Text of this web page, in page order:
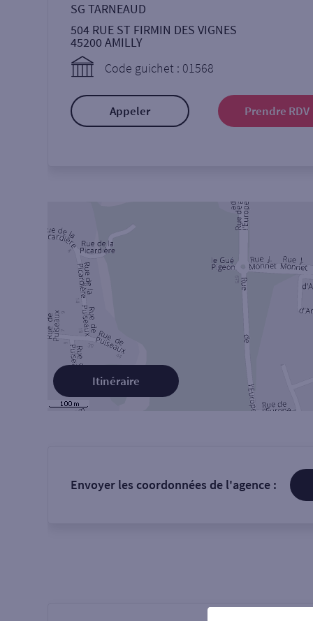
SG TARNEAUD
504 RUE ST FIRMIN DES VIGNES
45200 AMILLY
Code guichet : 01568
Appeler Prendre RDV
Itinéraire
Envoyer les coordonnées de l'agence :